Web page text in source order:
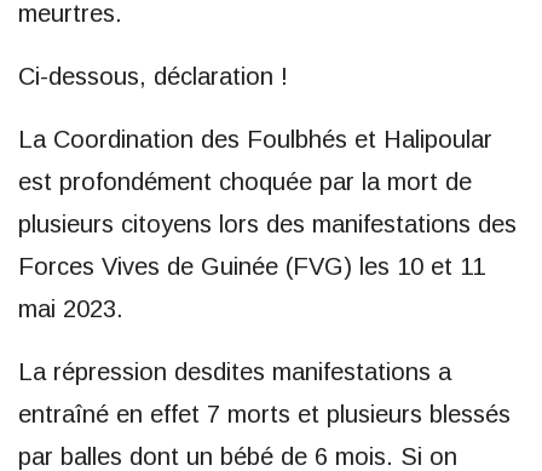
meurtres.
Ci-dessous, déclaration !
La Coordination des Foulbhés et Halipoular
est profondément choquée par la mort de
plusieurs citoyens lors des manifestations des
Forces Vives de Guinée (FVG) les 10 et 11
mai 2023.
La répression desdites manifestations a
entraîné en effet 7 morts et plusieurs blessés
par balles dont un bébé de 6 mois. Si on